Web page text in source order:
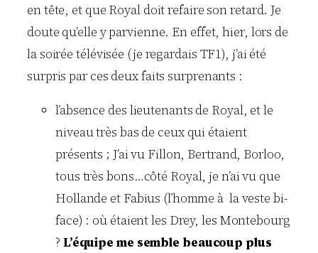
en tête, et que Royal doit refaire son retard. Je
doute qu’elle y parvienne. En effet, hier, lors de
la soirée télévisée (je regardais TF1), j’ai été
surpris par ces deux faits surprenants :
l’absence des lieutenants de Royal, et le
niveau très bas de ceux qui étaient
présents ; J’ai vu Fillon, Bertrand, Borloo,
tous très bons…côté Royal, je n’ai vu que
Hollande et Fabius (l’homme à la veste bi-
face) : où étaient les Drey, les Montebourg
? L’équipe me semble beaucoup plus